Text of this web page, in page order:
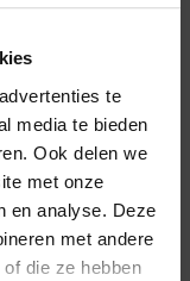
te
media te bieden
Ook delen we
met onze
en analyse. Deze
met andere
die ze hebben